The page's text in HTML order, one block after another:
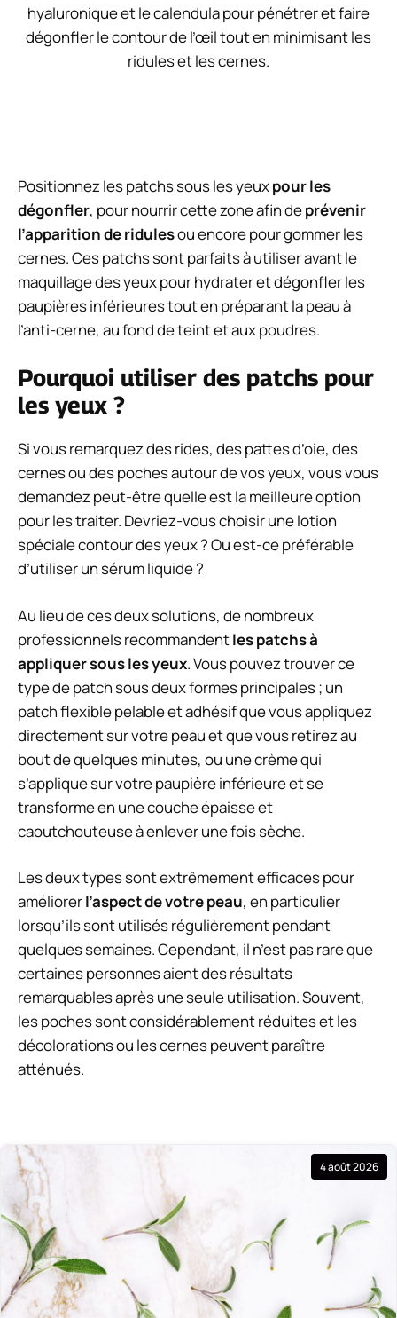
hyaluronique et le calendula pour pénétrer et faire
dégonfler le contour de l’œil tout en minimisant les
ridules et les cernes.
Positionnez les patchs sous les yeuxpour les
dégonfler, pour nourrir cette zone afin deprévenir
l’apparition de ridulesou encore pour gommer les
cernes. Ces patchs sont parfaits à utiliser avant le
maquillage des yeux pour hydrater et dégonfler les
paupières inférieures tout en préparant la peau à
l’anti-cerne, au fond de teint et aux poudres.
Pourquoi utiliser des patchs pour
les yeux ?
Si vous remarquez des rides, des pattes d’oie, des
cernes ou des poches autour de vos yeux, vous vous
demandez peut-être quelle est la meilleure option
pour les traiter. Devriez-vous choisir une lotion
spéciale contour des yeux ? Ou est-ce préférable
d’utiliser un sérum liquide ?
Au lieu de ces deux solutions, de nombreux
professionnels recommandentles patchs à
appliquer sous les yeux. Vous pouvez trouver ce
type de patch sous deux formes principales ; un
patch flexible pelable et adhésif que vous appliquez
directement sur votre peau et que vous retirez au
bout de quelques minutes, ou une crème qui
s’applique sur votre paupière inférieure et se
transforme en une couche épaisse et
caoutchouteuse à enlever une fois sèche.
Les deux types sont extrêmement efficaces pour
améliorerl’aspect de votre peau, en particulier
lorsqu’ils sont utilisés régulièrement pendant
quelques semaines. Cependant, il n’est pas rare que
certaines personnes aient des résultats
remarquables après une seule utilisation. Souvent,
les poches sont considérablement réduites et les
décolorations ou les cernes peuvent paraître
atténués.
4 août 2026